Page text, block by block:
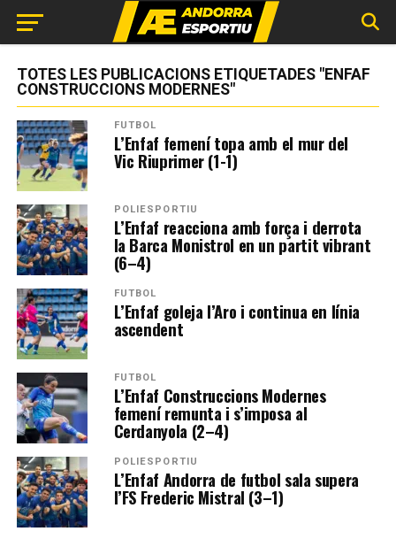
TOTES LES PUBLICACIONS ETIQUETADES "ENFAF
CONSTRUCCIONS MODERNES"
FUTBOL
L’Enfaf femení topa amb el mur del
Vic Riuprimer (1-1)
POLIESPORTIU
L’Enfaf reacciona amb força i derrota
la Barca Monistrol en un partit vibrant
(6–4)
FUTBOL
L’Enfaf goleja l’Aro i continua en línia
ascendent
FUTBOL
L’Enfaf Construccions Modernes
femení remunta i s’imposa al
Cerdanyola (2–4)
POLIESPORTIU
L’Enfaf Andorra de futbol sala supera
l’FS Frederic Mistral (3–1)